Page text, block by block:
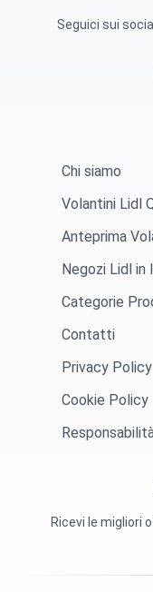
Seguici sui
Chi siamo
Volantini Lidl
Anteprima
Negozi Lidl in
Categorie
Contatti
Privacy Policy
Cookie Policy
Ricevi le migliori